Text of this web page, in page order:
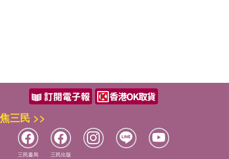
三民 >>
三民書局 三民出版